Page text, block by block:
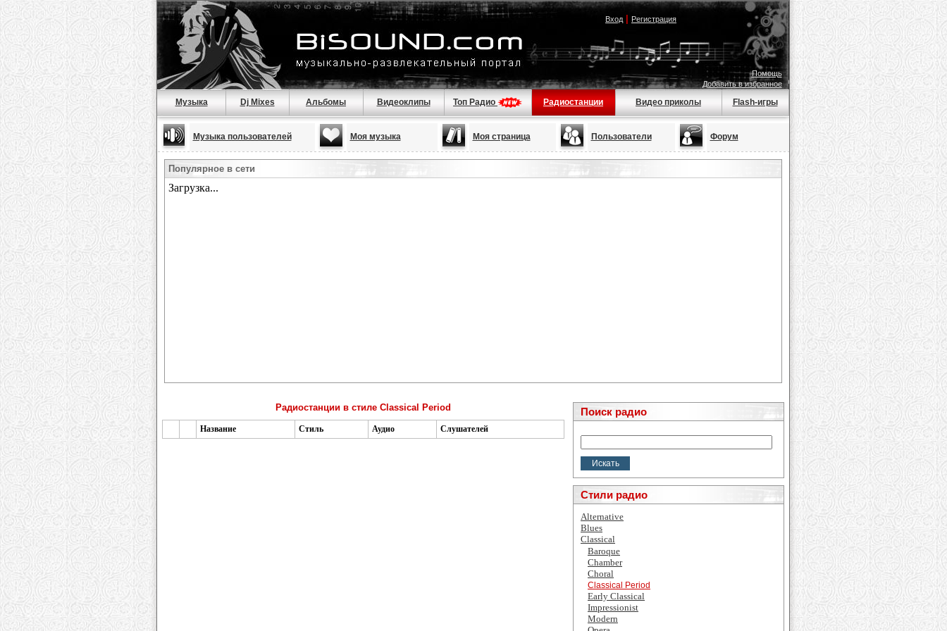
Вход| Регистрация
Помощь
Добавить в избранное
Музыка Dj Mixes Альбомы Видеоклипы Топ Радио Радиостанции Видео приколы Flash-игры
Музыка пользователей Моя музыка Моя страница Пользователи Форум
Популярное в сети
Радиостанции в стиле Classical Period
Название Стиль Аудио Слушателей
Поиск радио
Стили радио
Alternative
Blues
Classical
Baroque
Chamber
Choral
Classical Period
Early Classical
Impressionist
Modern